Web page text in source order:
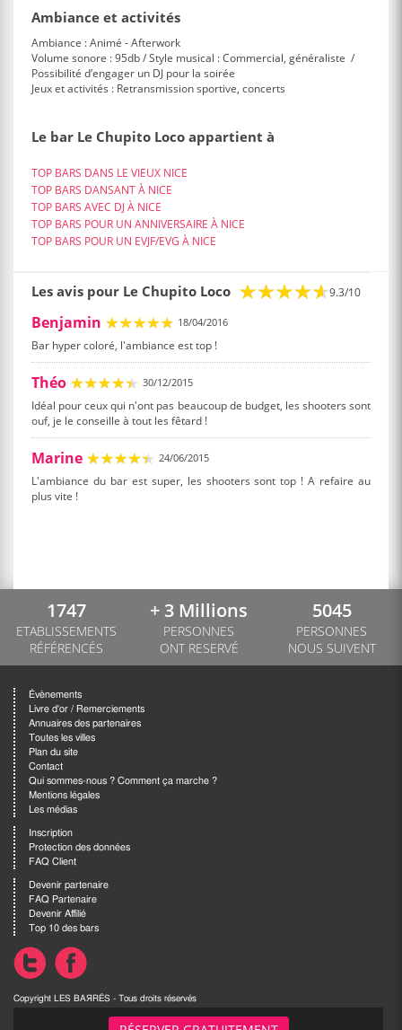
Ambiance et activités
Ambiance : Animé - Afterwork
Volume sonore : 95db / Style musical : Commercial, généraliste /
Possibilité d’engager un DJ pour la soirée
Jeux et activités : Retransmission sportive, concerts
Le bar Le Chupito Loco appartient à
TOP BARS DANS LE VIEUX NICE
TOP BARS DANSANT À NICE
TOP BARS AVEC DJ À NICE
TOP BARS POUR UN ANNIVERSAIRE À NICE
TOP BARS POUR UN EVJF/EVG À NICE
Les avis pour Le Chupito Loco 9.3/10
Benjamin 18/04/2016
Bar hyper coloré, l'ambiance est top !
Théo 30/12/2015
Idéal pour ceux qui n'ont pas beaucoup de budget, les shooters sont
ouf, je le conseille à tout les fêtard !
Marine 24/06/2015
L'ambiance du bar est super, les shooters sont top ! A refaire au
plus vite !
1747
ETABLISSEMENTS
RÉFÉRENCÉS
+ 3 Millions
PERSONNES
ONT RESERVÉ
5045
PERSONNES
NOUS SUIVENT
Évènements
Livre d'or / Remerciements
Annuaires des partenaires
Toutes les villes
Plan du site
Contact
Qui sommes-nous ? Comment ça marche ?
Mentions légales
Les médias
Inscription
Protection des données
FAQ Client
Devenir partenaire
FAQ Partenaire
Devenir Affilié
Top 10 des bars
Copyright LES BAЯRÉS - Tous droits réservés